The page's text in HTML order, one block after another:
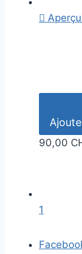

90,00
1